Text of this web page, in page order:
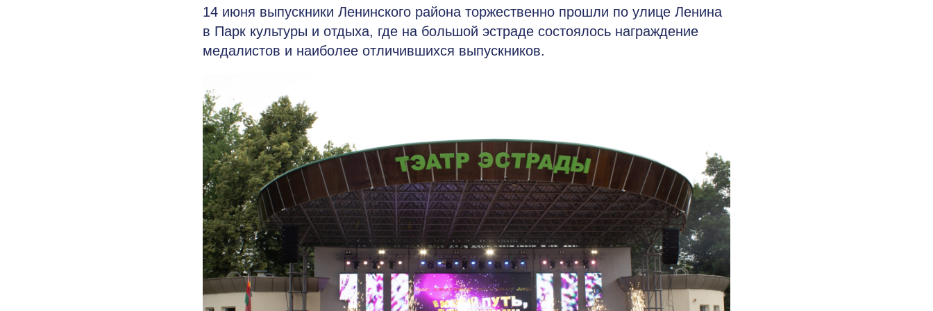
14 июня выпускники Ленинского района торжественно прошли по улице Ленина
в Парк культуры и отдыха, где на большой эстраде состоялось награждение
медалистов и наиболее отличившихся выпускников.